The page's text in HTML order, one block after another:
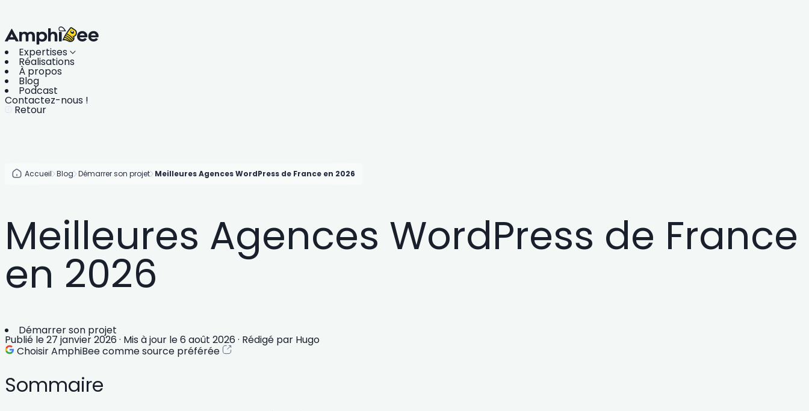
Expertises
Réalisations
À propos
Blog
Podcast
Contactez-nous !
Retour
Accueil Blog Démarrer son projet Meilleures Agences WordPress de France en 2026
Meilleures Agences WordPress de France
en 2026
Démarrer son projet
Publié le27 janvier 2026 · Mis à jour le6 août 2026 · Rédigé par Hugo
Choisir AmphiBee comme source préférée
Sommaire